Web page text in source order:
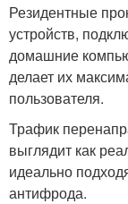
Резидентные
устройств,
домашние
делает их
пользователя.
Трафик
выглядит как
идеально
антифрода.